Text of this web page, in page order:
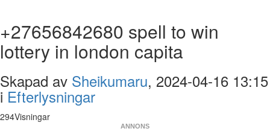
+27656842680 spell to win
lottery in london capita
Skapad av Sheikumaru, 2024-04-16 13:15
i Efterlysningar
294Visningar
ANNONS